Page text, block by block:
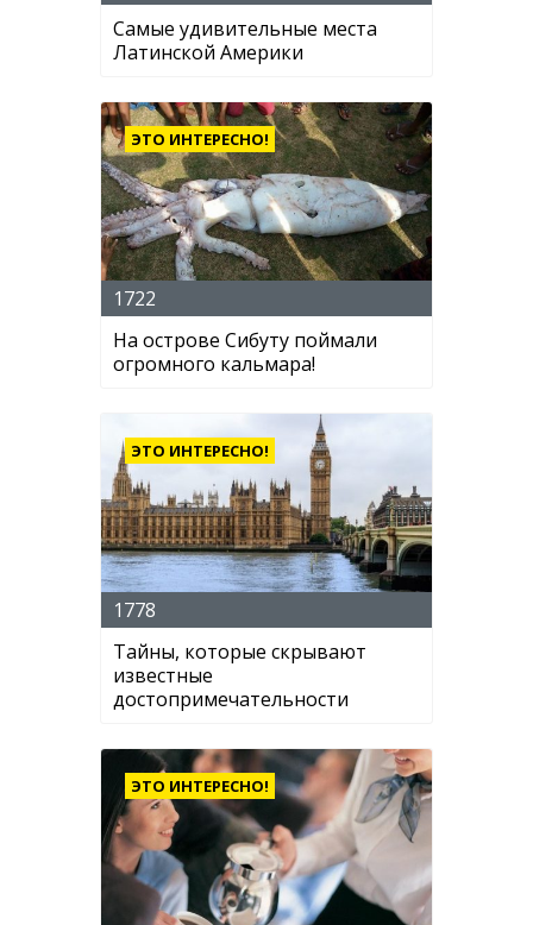
Самые удивительные места
Латинской Америки
ЭТО ИНТЕРЕСНО!
1722
На острове Сибуту поймали
огромного кальмара!
ЭТО ИНТЕРЕСНО!
1778
Тайны, которые скрывают
известные
достопримечательности
ЭТО ИНТЕРЕСНО!